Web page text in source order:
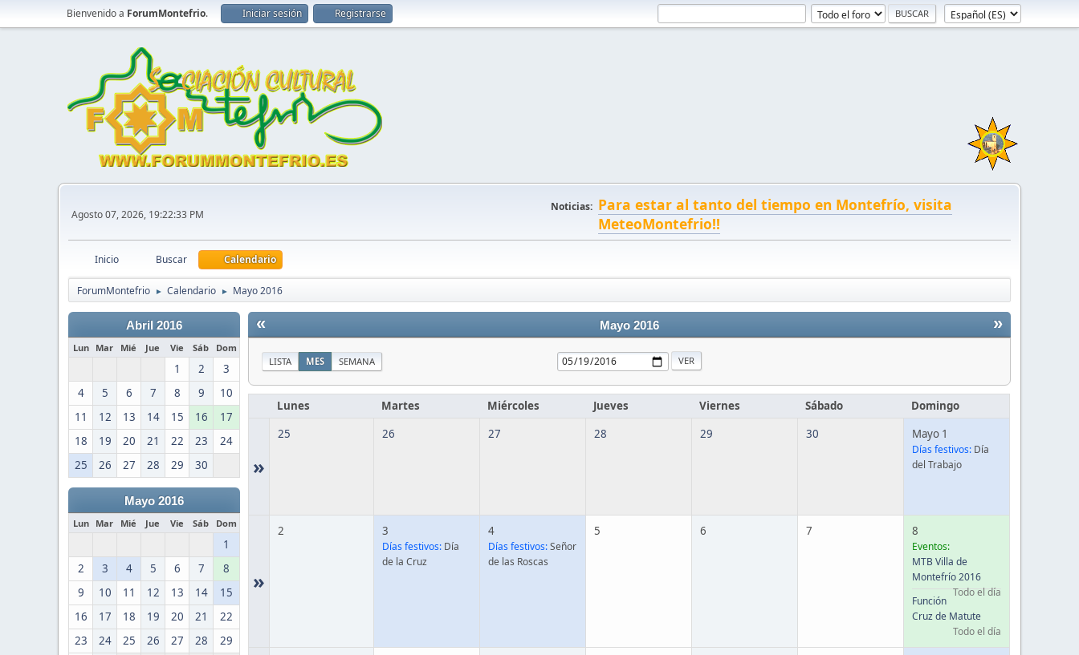
Bienvenido a ForumMontefrio. Iniciar sesión Registrarse
Agosto 07, 2026, 19:22:33 PM
Noticias: Para estar al tanto del tiempo en Montefrío, visita
MeteoMontefrio!!
Inicio Buscar Calendario
ForumMontefrio ► Calendario ► Mayo 2016
Abril 2016
Lun Mar Mié Jue Vie Sáb Dom
1 2
3
4
5 6 7 8 9
10
11
12 13 14 15 16
17
18
19 20 21 22 23
24
25
26 27 28 29 30
Mayo 2016
Lun Mar Mié Jue Vie Sáb Dom
1
2
3 4 5 6 7
8
9
10 11 12 13 14
15
16
17 18 19 20 21
22
23
24 25 26 27 28
29
« »
Mayo 2016
LISTA MES SEMANA
Lunes Martes Miércoles Jueves Viernes Sábado Domingo
»
25 26 27 28 29 30 Mayo 1
Días festivos: Día
del Trabajo
»
2 3
Días festivos: Día
de la Cruz
4
Días festivos:Señor
de las Roscas
5 6 7 8
Eventos:
MTB Villa de
Montefrío 2016
Todo el día
Función
Cruz de Matute
Todo el día